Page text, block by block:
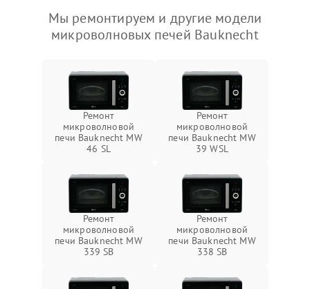
Мы ремонтируем и другие модели
микроволновых печей Bauknecht
Ремонт
микроволновой
печи Bauknecht MW
46 SL
Ремонт
микроволновой
печи Bauknecht MW
39 WSL
Ремонт
микроволновой
печи Bauknecht MW
339 SB
Ремонт
микроволновой
печи Bauknecht MW
338 SB